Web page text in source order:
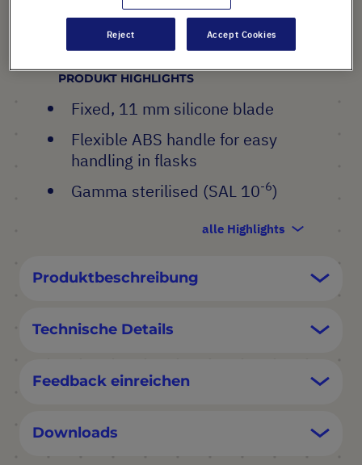
PRODUKT HIGHLIGHTS
Fixed, 11 mm silicone blade
Flexible ABS handle for easy
handling in flasks
Gamma sterilised (SAL 10-6)
alle Highlights
Produktbeschreibung
Technische Details
Feedback einreichen
Downloads
Reject Accept Cookies